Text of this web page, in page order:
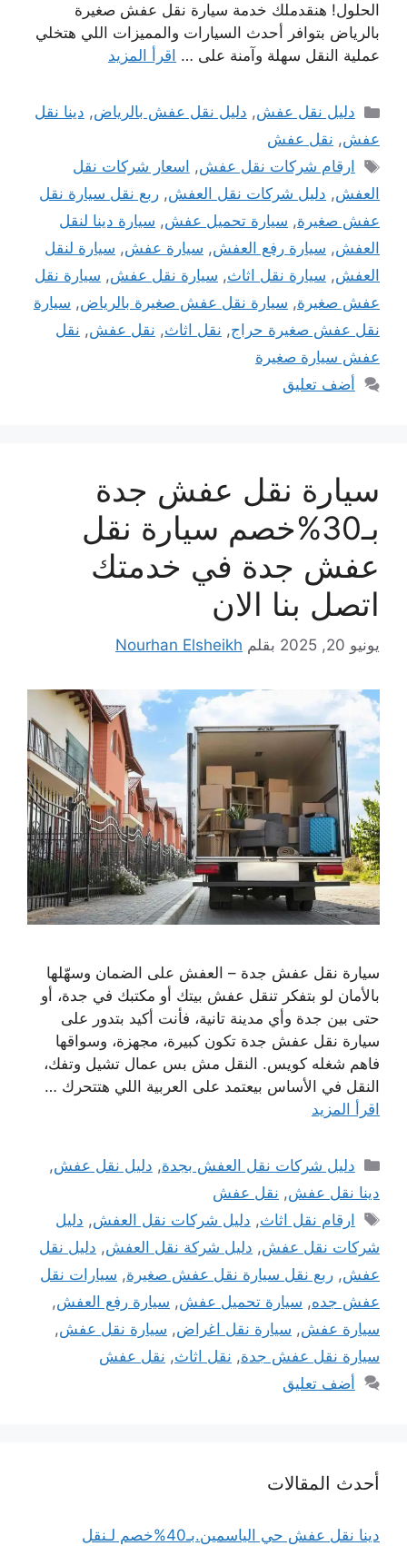
الحلول! هنقدملك خدمة سيارة نقل عفش صغيرة
بالرياض بتوافر أحدث السيارات والمميزات اللي هتخلي
عملية النقل سهلة وآمنة على … اقرأ المزيد
التصنيفات
دليل نقل عفش, دليل نقل عفش بالرياض, دينا نقل
عفش, نقل عفش
الوسوم
ارقام شركات نقل عفش, اسعار شركات نقل
العفش, دليل شركات نقل العفش, ربع نقل سيارة نقل
عفش صغيرة, سيارة تحميل عفش, سيارة دينا لنقل
العفش, سيارة رفع العفش, سيارة عفش, سيارة لنقل
العفش, سيارة نقل اثاث, سيارة نقل عفش, سيارة نقل
عفش صغيرة, سيارة نقل عفش صغيرة بالرياض, سيارة
نقل عفش صغيرة حراج, نقل اثاث, نقل عفش, نقل
عفش سيارة صغيرة
أضف تعليق
سيارة نقل عفش جدة
بـ30%خصم سيارة نقل
عفش جدة في خدمتك
اتصل بنا الان
يونيو 20, 2025 بقلم Nourhan Elsheikh
سيارة نقل عفش جدة – العفش على الضمان وسهّلها
بالأمان لو بتفكر تنقل عفش بيتك أو مكتبك في جدة، أو
حتى بين جدة وأي مدينة تانية، فأنت أكيد بتدور على
سيارة نقل عفش جدة تكون كبيرة، مجهزة، وسواقها
فاهم شغله كويس. النقل مش بس عمال تشيل وتفك،
النقل في الأساس بيعتمد على العربية اللي هتتحرك …
اقرأ المزيد
التصنيفات
دليل شركات نقل العفش بجدة, دليل نقل عفش,
دينا نقل عفش, نقل عفش
الوسوم
ارقام نقل اثاث, دليل شركات نقل العفش, دليل
شركات نقل عفش, دليل شركة نقل العفش, دليل نقل
عفش, ربع نقل سيارة نقل عفش صغيرة, سيارات نقل
عفش جده, سيارة تحميل عفش, سيارة رفع العفش,
سيارة عفش, سيارة نقل اغراض, سيارة نقل عفش,
سيارة نقل عفش جدة, نقل اثاث, نقل عفش
أضف تعليق
أحدث المقالات
دينا نقل عفش حي الياسمين.بـ40%خصم لـنقل